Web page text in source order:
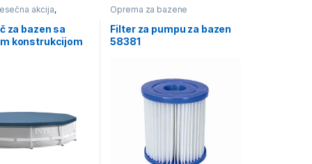
akcija,
za bazen sa
konstrukcijom
Oprema za bazene
Filter za pumpu za bazen
58381